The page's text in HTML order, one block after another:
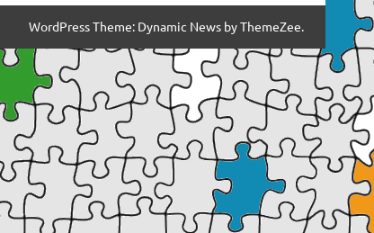
WordPress Theme: Dynamic News by ThemeZee.